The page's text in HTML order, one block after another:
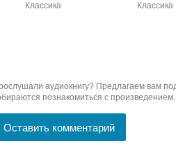
Классика Классика
аудиокнигу? Предлагаем вам
познакомиться с произведением.
Оставить комментарий